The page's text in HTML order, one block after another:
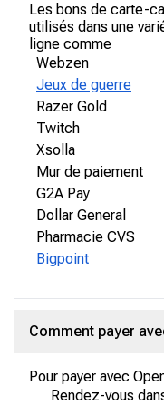
Les bons de carte-
utilisés dans une
ligne comme
Webzen
Jeux de guerre
Razer Gold
Twitch
Xsolla
Mur de paiement
G2A Pay
Dollar General
Pharmacie CVS
Bigpoint
Comment payer
Pour payer avec
Rendez-vous